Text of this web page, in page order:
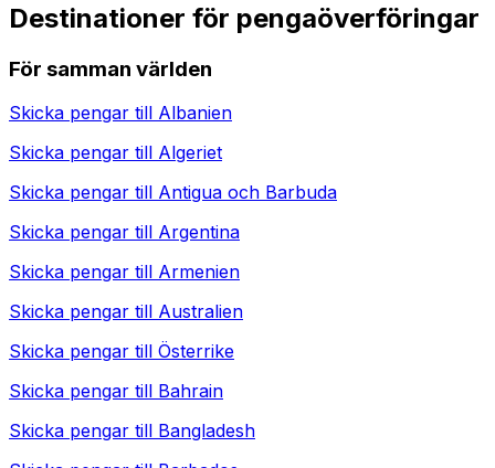
Destinationer för pengaöverföringar
För samman världen
Skicka pengar till Albanien
Skicka pengar till Algeriet
Skicka pengar till Antigua och Barbuda
Skicka pengar till Argentina
Skicka pengar till Armenien
Skicka pengar till Australien
Skicka pengar till Österrike
Skicka pengar till Bahrain
Skicka pengar till Bangladesh